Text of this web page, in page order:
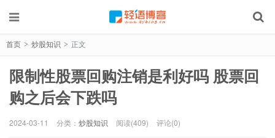
首页 > 炒股知识 > 正文
限制性股票回购注销是利好吗 股票回
购之后会下跌吗
2024-03-11 分类： 炒股知识 阅读(409) 评论(0)